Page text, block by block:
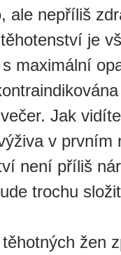
​​ale nepříliš
je
maximální
Jak
v prvním
není příliš
trochu
žen